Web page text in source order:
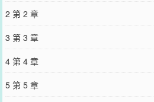
一张让他恨得牙痒痒的面孔，冷脸问：“
不着，唯有一个“傻逼”异常醒目。“唯一
谁？”谢清冷冷一笑，抱着等这人恢复记
有过家暴倾向。尽管对男友暂时毫无爱
2 第 2 章
3 第 3 章
4 第 4 章
5 第 5 章